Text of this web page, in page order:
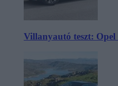
Villanyautó teszt: